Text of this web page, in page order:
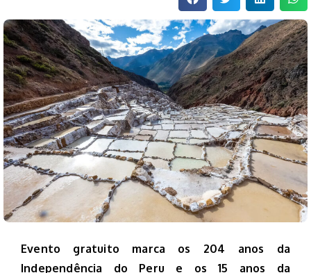
Evento gratuito marca os 204 anos da
Independência do Peru e os 15 anos da